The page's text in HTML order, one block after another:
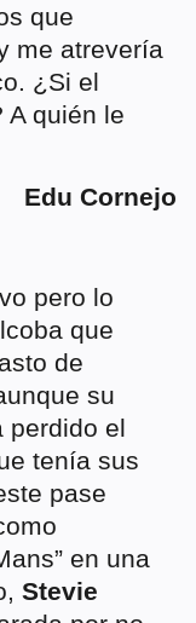
que
me atrevería
¿Si el
A quién le
Edu Cornejo
pero lo
que
de
su
perdido el
tenía sus
pase
en una
Stevie